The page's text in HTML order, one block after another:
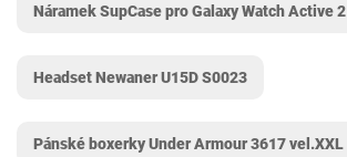
Náramek SupCase pro Galaxy Watch Active 2
Headset Newaner U15D S0023
Pánské boxerky Under Armour 3617 vel.XXL